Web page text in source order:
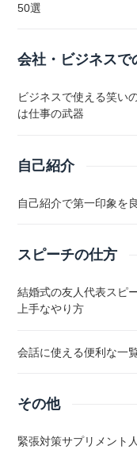
50選
会社・ビジネスで
ビジネスで使える笑い
は仕事の武器
自己紹介
自己紹介で第一印象を
スピーチの仕方
結婚式の友人代表スピ
上手なやり方
会話に使える便利な一
その他
緊張対策サプリメント